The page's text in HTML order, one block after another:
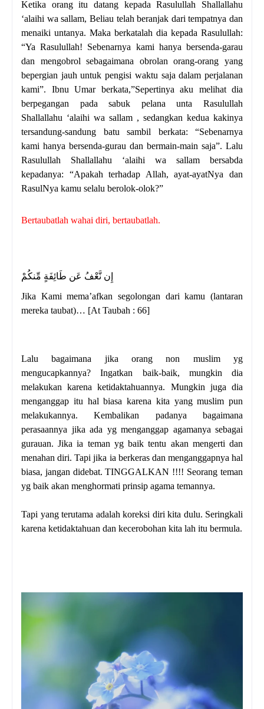
Ketika orang itu datang kepada Rasulullah Shallallahu
‘alaihi wa sallam, Beliau telah beranjak dari tempatnya dan
menaiki untanya. Maka berkatalah dia kepada Rasulullah:
“Ya Rasulullah! Sebenarnya kami hanya bersenda-garau
dan mengobrol sebagaimana obrolan orang-orang yang
bepergian jauh untuk pengisi waktu saja dalam perjalanan
kami”. Ibnu Umar berkata,”Sepertinya aku melihat dia
berpegangan pada sabuk pelana unta Rasulullah
Shallallahu ‘alaihi wa sallam , sedangkan kedua kakinya
tersandung-sandung batu sambil berkata: “Sebenarnya
kami hanya bersenda-gurau dan bermain-main saja”. Lalu
Rasulullah Shallallahu ‘alaihi wa sallam bersabda
kepadanya: “Apakah terhadap Allah, ayat-ayatNya dan
RasulNya kamu selalu berolok-olok?”
Bertaubatlah wahai diri, bertaubatlah.
إِن نَّعْفُ عَن طَائِفَةٍ مِّنكُمْ
Jika Kami mema’afkan segolongan dari kamu (lantaran
mereka taubat)… [At Taubah : 66]
Lalu bagaimana jika orang non muslim yg
mengucapkannya? Ingatkan baik-baik, mungkin dia
melakukan karena ketidaktahuannya. Mungkin juga dia
menganggap itu hal biasa karena kita yang muslim pun
melakukannya. Kembalikan padanya bagaimana
perasaannya jika ada yg menganggap agamanya sebagai
gurauan. Jika ia teman yg baik tentu akan mengerti dan
menahan diri. Tapi jika ia berkeras dan menganggapnya hal
biasa, jangan didebat. TINGGALKAN !!!! Seorang teman
yg baik akan menghormati prinsip agama temannya.
Tapi yang terutama adalah koreksi diri kita dulu. Seringkali
karena ketidaktahuan dan kecerobohan kita lah itu bermula.